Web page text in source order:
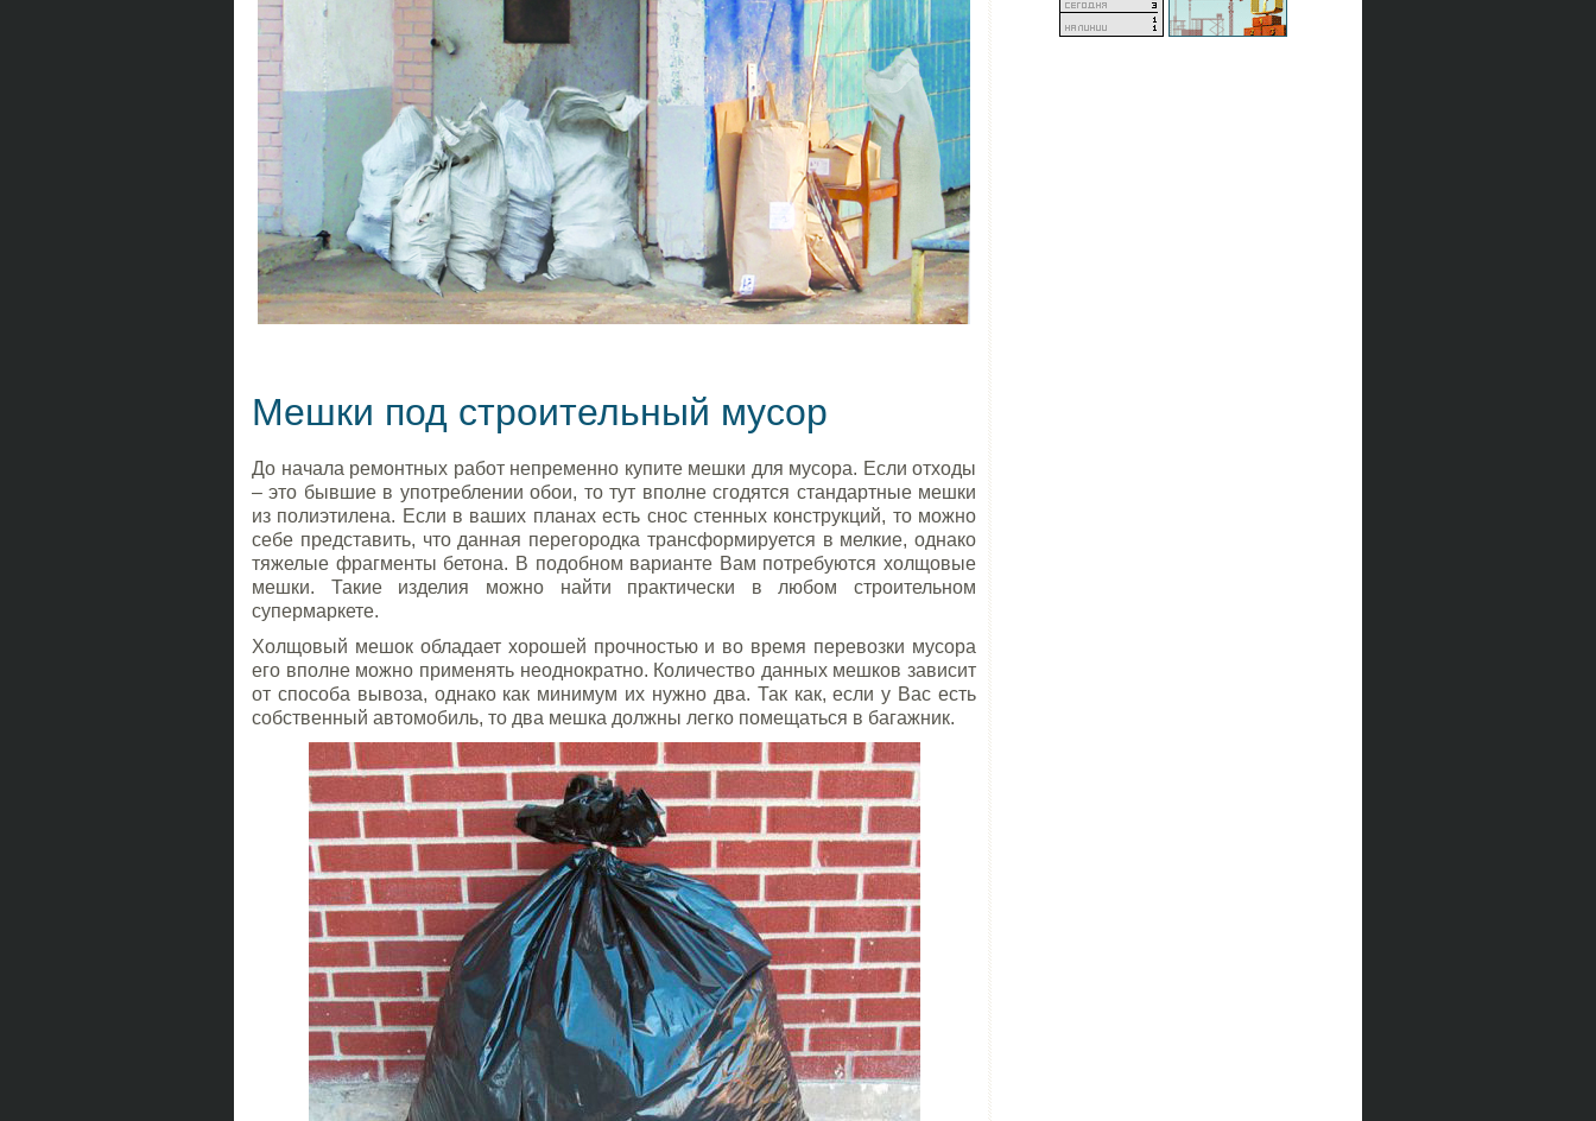
Мешки под строительный мусор
До начала ремонтных работ непременно купите мешки для мусора. Если отходы
– это бывшие в употреблении обои, то тут вполне сгодятся стандартные мешки
из полиэтилена. Если в ваших планах есть снос стенных конструкций, то можно
себе представить, что данная перегородка трансформируется в мелкие, однако
тяжелые фрагменты бетона. В подобном варианте Вам потребуются холщовые
мешки. Такие изделия можно найти практически в любом строительном
супермаркете.
Холщовый мешок обладает хорошей прочностью и во время перевозки мусора
его вполне можно применять неоднократно. Количество данных мешков зависит
от способа вывоза, однако как минимум их нужно два. Так как, если у Вас есть
собственный автомобиль, то два мешка должны легко помещаться в багажник.